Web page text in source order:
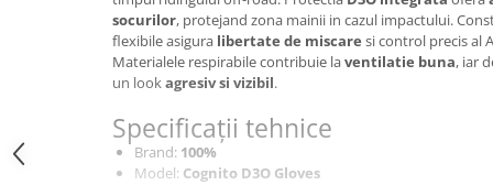
ATV COPII
MOTO COPII
socurilor, protejand zona mainii in cazul impactului.
flexibile asigura libertate de miscare si control precis al
Materialele respirabile contribuie laventilatie buna, iar
un lookagresiv si vizibil.
Specificații tehnice
Brand: 100%
Model: Cognito D3O Gloves